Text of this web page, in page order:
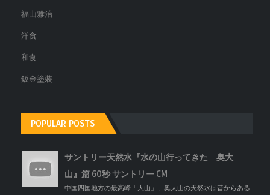
福山雅治
洋食
和食
鈑金塗装
POPULAR POSTS
サントリー天然水『水の山行ってきた 奥大
山』篇 60秒 サントリー CM
中国四国地方の最高峰「大山」、奥大山の天然水は昔からある